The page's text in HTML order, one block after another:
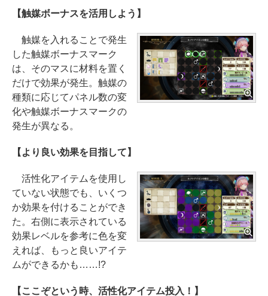
【触媒ボーナスを活用しよう】
触媒を入れることで発生
した触媒ボーナスマーク
は、そのマスに材料を置く
だけで効果が発生。触媒の
種類に応じてパネル数の変
化や触媒ボーナスマークの
発生が異なる。
【より良い効果を目指して】
活性化アイテムを使用し
ていない状態でも、いくつ
か効果を付けることができ
た。右側に表示されている
効果レベルを参考に色を変
えれば、もっと良いアイテ
ムができるかも……!?
【ここぞという時、活性化アイテム投入！】